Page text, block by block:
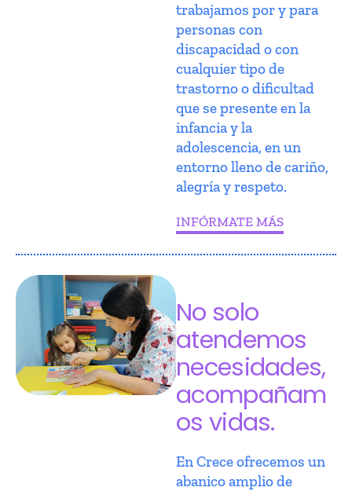
trabajamos por y para
personas con
discapacidad o con
cualquier tipo de
trastorno o dificultad
que se presente en la
infancia y la
adolescencia, en un
entorno lleno de cariño,
alegría y respeto.
INFÓRMATE MÁS
No solo
atendemos
necesidades,
acompañam
os vidas.
En Crece ofrecemos un
abanico amplio de